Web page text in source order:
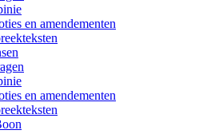
en amendementen
en amendementen